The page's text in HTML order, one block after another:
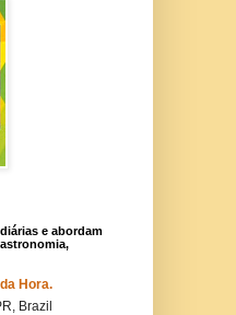
e abordam
Hora.
Brazil